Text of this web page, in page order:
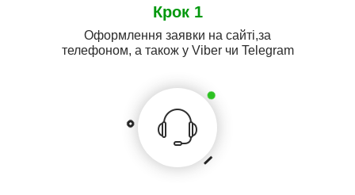
Крок 1
Оформлення заявки на сайті,за
телефоном, а також у Viber чи Telegram